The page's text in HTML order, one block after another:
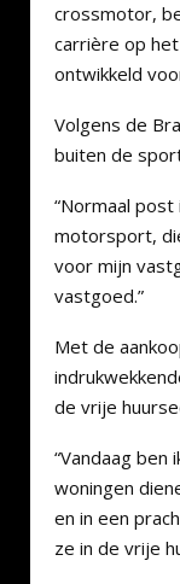
crossmotor,
carrière op
ontwikkeld
Volgens de
buiten de
“Normaal
motorsport,
voor mijn
vastgoed.”
Met de
de vrije
“Vandaag
woningen
en in een
ze in de vrije